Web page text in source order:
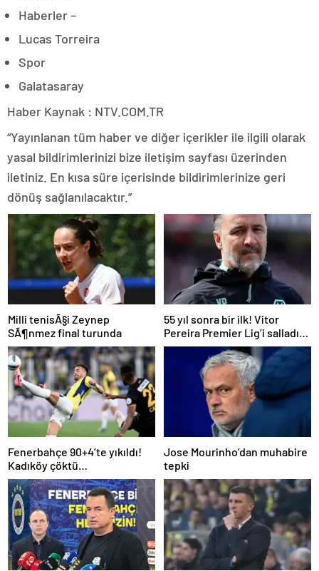
Haberler –
Lucas Torreira
Spor
Galatasaray
Haber Kaynak : NTV.COM.TR
“Yayınlanan tüm haber ve diğer içerikler ile ilgili olarak
yasal bildirimlerinizi bize iletişim sayfası üzerinden
iletiniz. En kısa süre içerisinde bildirimlerinize geri
dönüş sağlanılacaktır.”
Milli tenisÃ§i Zeynep
SÃ¶nmez final turunda
55 yıl sonra bir ilk! Vitor
Pereira Premier Lig’i salladı…
Fenerbahçe 90+4’te yıkıldı!
Kadıköy çöktü…
Jose Mourinho’dan muhabire
tepki